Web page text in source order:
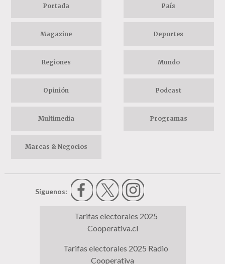
Portada País
Magazine Deportes
Regiones Mundo
Opinión Podcast
Multimedia Programas
Marcas & Negocios
Síguenos:
Tarifas electorales 2025
Cooperativa.cl
Tarifas electorales 2025 Radio
Cooperativa